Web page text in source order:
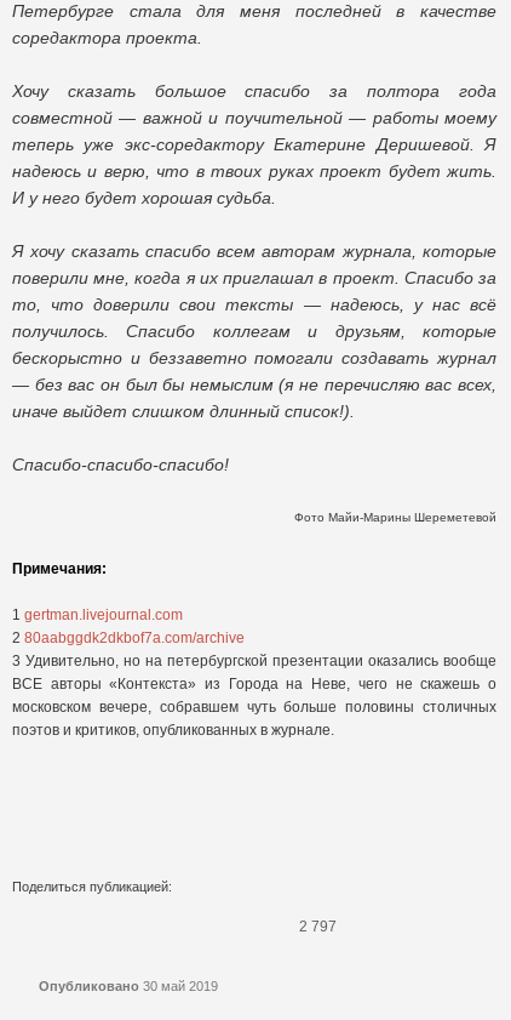
Петербурге стала для меня последней в качестве
соредактора проекта.
Хочу сказать большое спасибо за полтора года
совместной — важной и поучительной — работы моему
теперь уже экс-соредактору Екатерине Деришевой. Я
надеюсь и верю, что в твоих руках проект будет жить.
И у него будет хорошая судьба.
Я хочу сказать спасибо всем авторам журнала, которые
поверили мне, когда я их приглашал в проект. Спасибо за
то, что доверили свои тексты — надеюсь, у нас всё
получилось. Спасибо коллегам и друзьям, которые
бескорыстно и беззаветно помогали создавать журнал
— без вас он был бы немыслим (я не перечисляю вас всех,
иначе выйдет слишком длинный список!).
Спасибо-спасибо-спасибо!
Фото Майи-Марины Шереметевой
Примечания:
1 gertman.livejournal.com
2 80aabggdk2dkbof7a.com/archive
3 Удивительно, но на петербургской презентации оказались вообще
ВСЕ авторы «Контекста» из Города на Неве, чего не скажешь о
московском вечере, собравшем чуть больше половины столичных
поэтов и критиков, опубликованных в журнале.
Поделиться публикацией:
2 797
Опубликовано 30 май 2019